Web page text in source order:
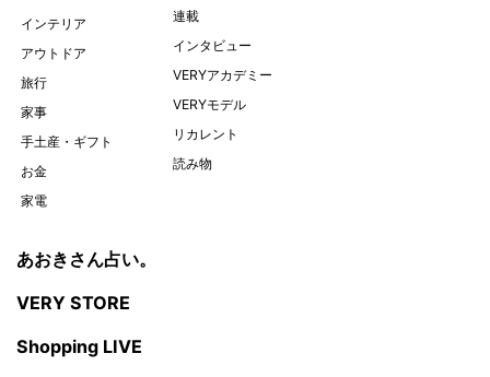
インテリア
アウトドア
旅行
家事
手土産・ギフト
お金
家電
連載
インタビュー
VERYアカデミー
VERYモデル
リカレント
読み物
あおきさん占い。
VERY STORE
Shopping LIVE